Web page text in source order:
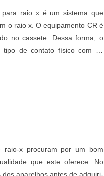
o raio x. O equipamento CR é
no cassete. Dessa forma, o
de contato físico com as
perca a sua qualidade com o
raio-x procuram por um bom
que este oferece. No
aparelhos antes de adquiri-